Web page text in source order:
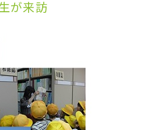
が来訪